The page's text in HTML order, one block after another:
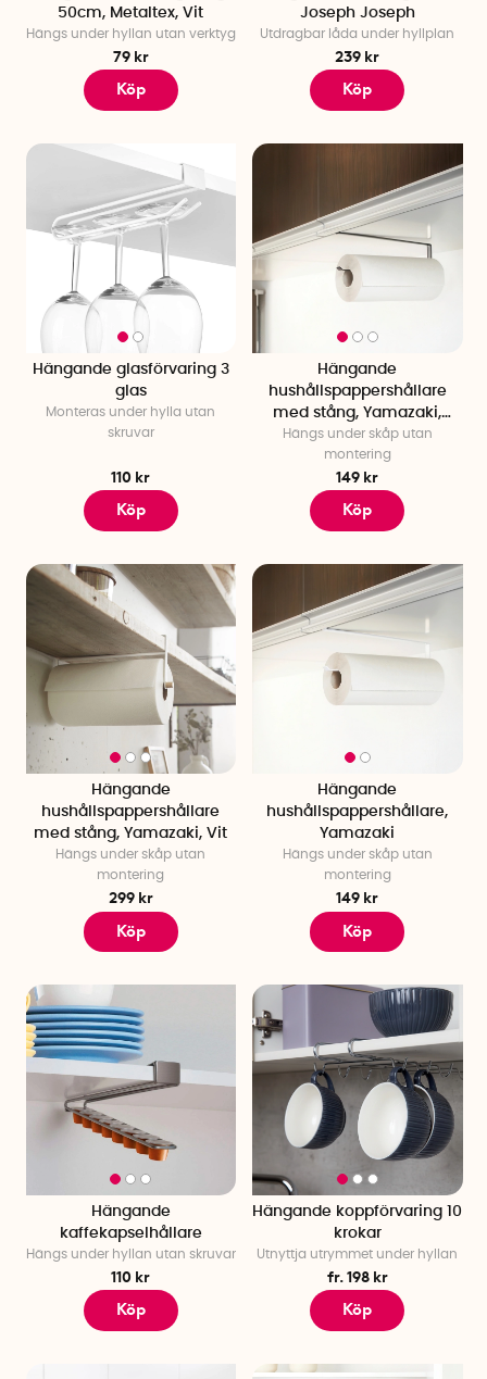
50cm, Metaltex, Vit
Hängs under hyllan utan verktyg
79 kr
Köp
Joseph Joseph
Utdragbar låda under hyllplan
239 kr
Köp
Hängande glasförvaring 3
glas
Monteras under hylla utan
skruvar
110 kr
Köp
Hängande
hushållspappershållare
med stång, Yamazaki,
Svart
Hängs under skåp utan
montering
149 kr
Köp
Hängande
hushållspappershållare
med stång, Yamazaki, Vit
Hängs under skåp utan
montering
299 kr
Köp
Hängande
hushållspappershållare,
Yamazaki
Hängs under skåp utan
montering
149 kr
Köp
Hängande
kaffekapselhållare
Hängs under hyllan utan skruvar
110 kr
Köp
Hängande koppförvaring 10
krokar
Utnyttja utrymmet under hyllan
fr. 198 kr
Köp